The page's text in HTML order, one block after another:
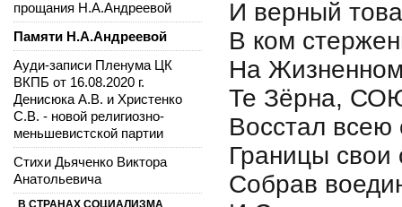
И верный
В ком
На
Те Зёрна,
Восстал
Границы
Собрав
прощания Н.А.Андреевой
Памяти Н.А.Андреевой
Ауди-записи Пленума ЦК
ВКПБ от 16.08.2020 г.
Денисюка А.В. и Христенко
С.В. - новой религиозно-
меньшевистской партии
Стихи Дьяченко Виктора
Анатольевича
В СТРАНАХ СОЦИАЛИЗМА